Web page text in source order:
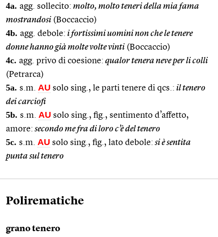
4a. agg. sollecito: molto, molto teneri della mia fama
mostrandosi (Boccaccio)
4b. agg. debole: i fortissimi uomini non che le tenere
donne hanno già molte volte vinti (Boccaccio)
4c. agg. privo di coesione: qualor tenera neve per li colli
(Petrarca)
5a. s.m. AU solo sing., le parti tenere di qcs.: il tenero
dei carciofi
5b. s.m. AU solo sing., fig., sentimento d’affetto,
amore: secondo me fra di loro c’è del tenero
5c. s.m. AU solo sing., fig., lato debole: si è sentita
punta sul tenero
Polirematiche
grano tenero